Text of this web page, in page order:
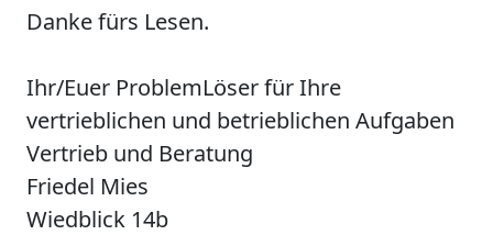
Danke fürs Lesen.
Ihr/Euer ProblemLöser für Ihre
vertrieblichen und betrieblichen Aufgaben
Vertrieb und Beratung
Friedel Mies
Wiedblick 14b